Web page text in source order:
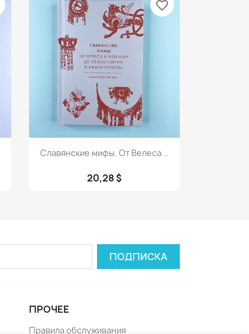
Просмотр
Славянские мифы. От Велеса...
20,28 $
favorite_border
ПРОЧЕЕ
Правила обслуживания